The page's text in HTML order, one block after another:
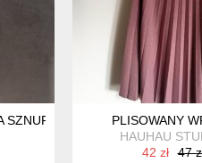
SZNUROWANIA HAFTY CUDO
PLISOWANY
HAUHAU
42 zł
47